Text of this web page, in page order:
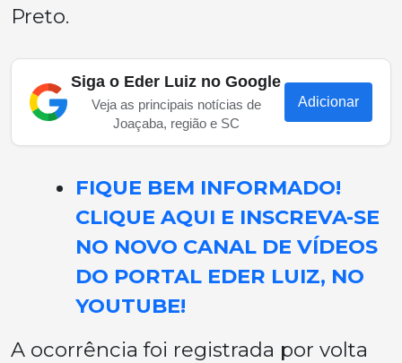
Preto.
Siga o Eder Luiz no Google
Veja as principais notícias de
Joaçaba, região e SC
Adicionar
FIQUE BEM INFORMADO!
CLIQUE AQUI E INSCREVA-SE
NO NOVO CANAL DE VÍDEOS
DO PORTAL EDER LUIZ, NO
YOUTUBE!
A ocorrência foi registrada por volta